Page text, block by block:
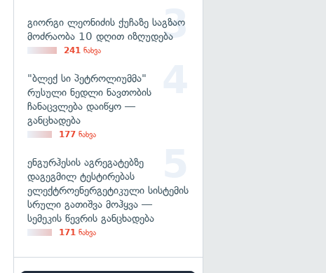
გიორგი ლეონიძის ქუჩაზე საგზაო
მოძრაობა 10 დღით იზღუდება
241 ნახვა
"ბლექ სი პეტროლიუმმა"
რუსული ნედლი ნავთობის
ჩანაცვლება დაიწყო —
განცხადება
177 ნახვა
ენგურჰესის აგრეგატებზე
დაგეგმილ ტესტირებას
ელექტროენერგეტიკული სისტემის
სრული გათიშვა მოჰყვა —
სემეკის წევრის განცხადება
171 ნახვა